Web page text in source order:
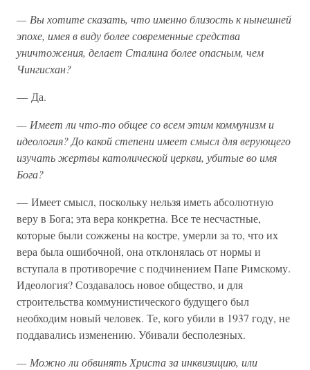
— Вы хотите сказать, что именно близость к нынешней
эпохе, имея в виду более современные средства
уничтожения, делает Сталина более опасным, чем
Чингисхан?
— Да.
— Имеет ли что-то общее со всем этим коммунизм и
идеология? До какой степени имеет смысл для верующего
изучать жертвы католической церкви, убитые во имя
Бога?
— Имеет смысл, поскольку нельзя иметь абсолютную
веру в Бога; эта вера конкретна. Все те несчастные,
которые были сожжены на костре, умерли за то, что их
вера была ошибочной, она отклонялась от нормы и
вступала в противоречие с подчинением Папе Римскому.
Идеология? Создавалось новое общество, и для
строительства коммунистического будущего был
необходим новый человек. Те, кого убили в 1937 году, не
поддавались изменению. Убивали бесполезных.
— Можно ли обвинять Христа за инквизицию, или